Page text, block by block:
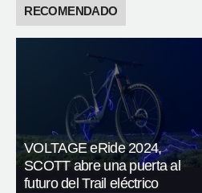
RECOMENDADO
VOLTAGE eRide 2024,
SCOTT abre una puerta al
futuro del Trail eléctrico